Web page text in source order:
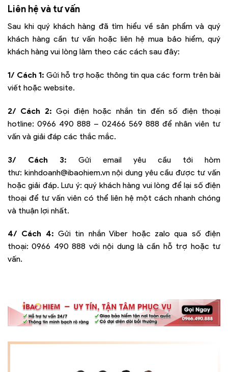
Liên hệ và tư vấn
Sau khi quý khách hàng đã tìm hiểu về sản phẩm và quý
khách hàng cần tư vấn hoặc liên hệ mua bảo hiểm, quý
khách hàng vui lòng làm theo các cách sau đây:
1/ Cách 1: Gửi hỗ trợ hoặc thông tin qua các form trên bài
viết hoặc website.
2/ Cách 2: Gọi điện hoặc nhắn tin đến số điện thoại
hotline: 0966 490 888 – 02466 569 888 để nhân viên tư
vấn và giải đáp các thắc mắc.
3/ Cách 3: Gửi email yêu cầu tới hòm
thư: kinhdoanh@ibaohiem.vnnội dung yêu cầu được tư vấn
hoặc giải đáp. Lưu ý: quý khách hàng vui lòng để lại số điện
thoại để tư vấn viên có thể liên hệ một cách nhanh chóng
và thuận lợi nhất.
4/ Cách 4: Gửi tin nhắn Viber hoặc zalo qua số điện
thoại:0966 490 888 với nội dung là cần hỗ trợ hoặc tư
vấn.